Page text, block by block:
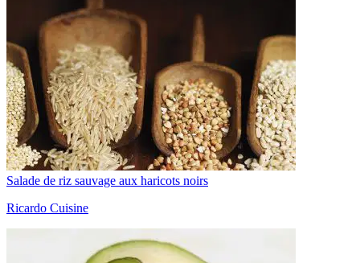
Salade de riz sauvage aux haricots noirs
Ricardo Cuisine